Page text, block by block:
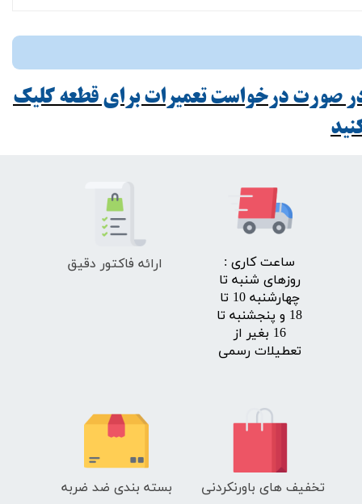
صورت درخواست تعمیرات برای قطعه کلیک
​ساعت کاری :
روزهای شنبه تا
چهارشنبه 10 تا
18 و پنجشنبه تا
16 بغیر از
تعطیلات رسمی
تخفیف های باورنکردنی بسته بندی ضد ضربه
ارائه فاکتور دقیق